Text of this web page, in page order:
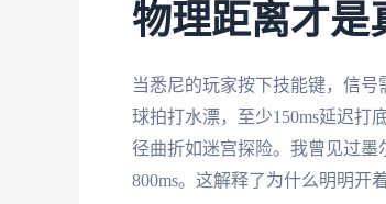
物理距离才是
当悉尼的玩家按下技能键，信
球拍打水漂，至少150ms延迟打
径曲折如迷宫探险。我曾见过
800ms。这解释了为什么明明开